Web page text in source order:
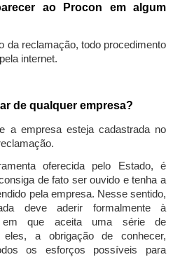
ao Procon em algum
da reclamação, todo procedimento
internet.
de qualquer empresa?
a empresa esteja cadastrada no
oferecida pelo Estado, é
de fato ser ouvido e tenha a
pela empresa. Nesse sentido,
deve aderir formalmente à
em que aceita uma série de
eles, a obrigação de conhecer,
os esforços possíveis para